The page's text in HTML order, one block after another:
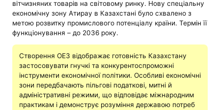
вітчизняних товарів на світовому ринку. Нову спеціальну
економічну зону Атирау в Казахстані було схвалено з
метою розвитку промислового потенціалу країни. Термін її
функціонування – до 2036 року.
Створення ОЕЗ відображає готовність Казахстану
застосовувати гнучкі та конкурентоспроможні
інструменти економічної політики. Особливі економічні
зони передбачають пільгові податкові, митні й
адміністративні режими, що відповідає міжнародним
практикам і демонструє розуміння державою потреб